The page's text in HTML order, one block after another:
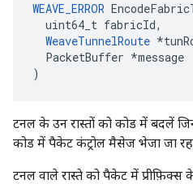
WEAVE_ERROR
  uint64_t fabricId,
WeaveTunnelRoute
  PacketBuffer *message
)
टनल के उन रास्तों को कोड में बदलें
कोड में पैकेट कंट्रोल मैसेज भेजा जा
टनल वाले रास्ते को पैकेट में